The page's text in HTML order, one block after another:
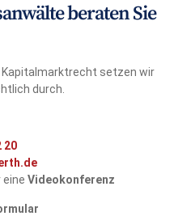
beraten Sie
Kapitalmarktrecht setzen wir
durch.
20
eine Videokonferenz